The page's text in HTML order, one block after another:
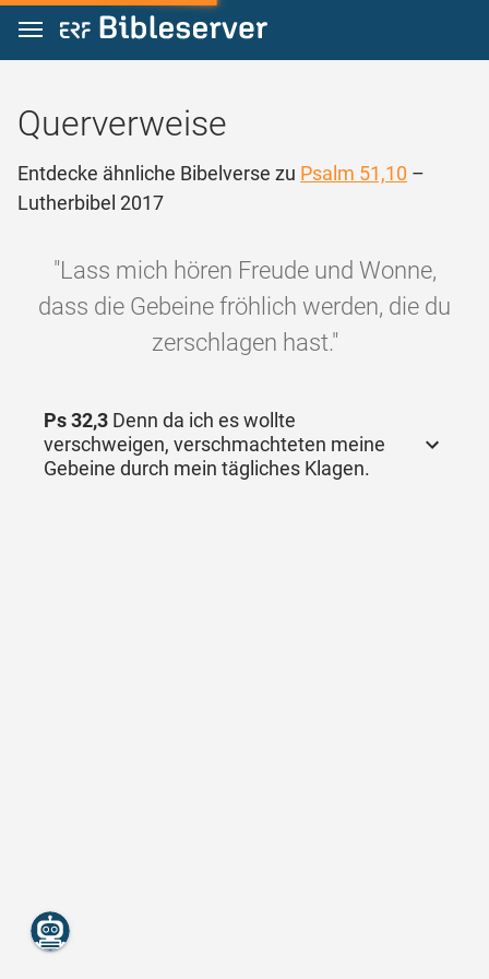
Zum Inhalt springen
Querverweise
Entdecke ähnliche Bibelverse zu Psalm 51,10 –
Lutherbibel 2017
"Lass mich hören Freude und Wonne,
dass die Gebeine fröhlich werden, die du
zerschlagen hast."
Ps 32,3 Denn da ich es wollte
verschweigen, verschmachteten meine
Gebeine durch mein tägliches Klagen.